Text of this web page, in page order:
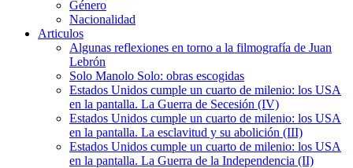
Género
Nacionalidad
Articulos
Algunas reflexiones en torno a la filmografía de Juan
Lebrón
Solo Manolo Solo: obras escogidas
Estados Unidos cumple un cuarto de milenio: los USA
en la pantalla. La Guerra de Secesión (IV)
Estados Unidos cumple un cuarto de milenio: los USA
en la pantalla. La esclavitud y su abolición (III)
Estados Unidos cumple un cuarto de milenio: los USA
en la pantalla. La Guerra de la Independencia (II)